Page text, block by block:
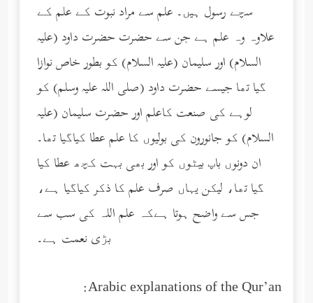
سچے رسول ہیں۔ علم سے مراد نبوت کے علم کے
علاوہ وہ علم ہے جن سے حضرت حضرت داود (عليه
السلام) اور سلیمان (عليه السلام) کو بطور خاص نوازا
گیا تھا جیسے حضرت داود (صلى الله عليه وسلم) کو
لوہے کی صنعت کاعلم اور حضرت سلیمان (عليه
السلام) کو جانورون کی بولیوں کا علم عطا کیاگیا تھا۔
ان دونوں باپ بیٹوں کو اور بھی بہت کچھ عطا کیا
گیا تھا، لیکن یہاں صرف علم کا ذکر کیاگیا ہے،
جس سے واضح ہوتا ہےکہ علم اللہ کی سب سے
بڑی نعمت ہے۔
Arabic explanations of the Qur’an: